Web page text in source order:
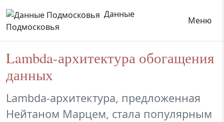
Данные
Подмосковья
Меню
Lambda-архитектура обогащения
данных
Lambda-архитектура, предложенная
Нейтаном Марцем, стала популярным